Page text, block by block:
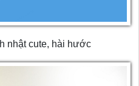
nhật cute, hài hước